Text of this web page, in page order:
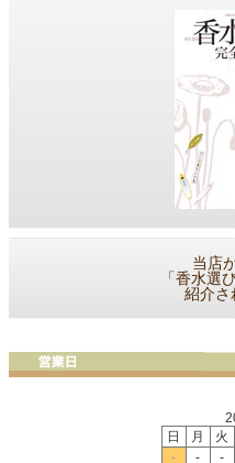
当店
「香水選
紹介さ
日
月 火
-
- -